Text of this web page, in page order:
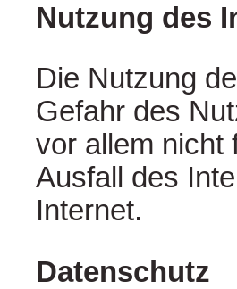
Nutzung des
Die Nutzung
Gefahr des
vor allem nicht
Ausfall des
Internet.
Datenschutz